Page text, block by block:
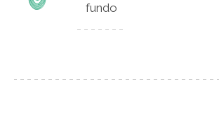
fundo